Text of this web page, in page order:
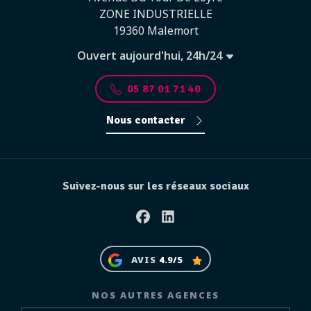
ZONE INDUSTRIELLE
19360 Malemort
Ouvert aujourd'hui, 24h/24
05 87 01 71 40
Nous contacter
Suivez-nous sur les réseaux sociaux
FacebookLinkedin
AVIS 4.9/5
NOS AUTRES AGENCES